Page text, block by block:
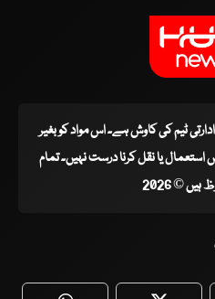
ادارتی ٹیم کی کاوش ہے۔ اس مواد کو بغیر
یا نقل کرنا درست نہیں۔ تمام
© 2026